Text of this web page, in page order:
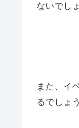
ないでし
また、イ
るでしょう